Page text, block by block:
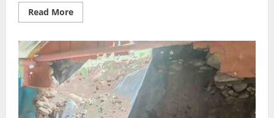
Read MoreRead
more
मंदिर
के
पास
भीषण
हादसा:
दो
कारों
की